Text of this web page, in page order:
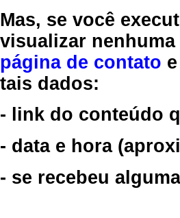
Mas, se você
visualizar
página de contato
tais dados:
- link do conteúdo
- data e hora
- se recebeu